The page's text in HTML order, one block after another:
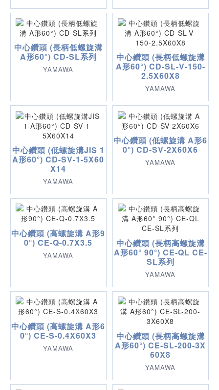
中心鑽頭 (長柄低螺旋溝
A形60°) CD-SL系列
YAMAWA
中心鑽頭 (長柄低螺旋溝
A形60°) CD-SL-V-150-
2.5X60X8
YAMAWA
中心鑽頭 (低螺旋溝JIS 1
A形60°) CD-SV-1-5X60
X14
YAMAWA
中心鑽頭 (低螺旋溝 A形6
0°) CD-SV-2X60X6
YAMAWA
中心鑽頭 (高螺旋溝 A形9
0°) CE-Q-0.7X3.5
YAMAWA
中心鑽頭 (長柄高螺旋溝
A形60° 90°) CE-QL CE-
SL系列
YAMAWA
中心鑽頭 (高螺旋溝 A形6
0°) CE-S-0.4X60X3
YAMAWA
中心鑽頭 (長柄高螺旋溝
A形60°) CE-SL-200-3X
60X8
YAMAWA